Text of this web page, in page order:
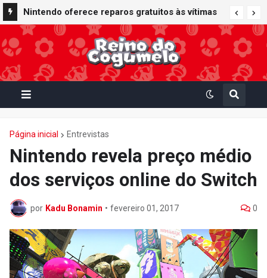
Nintendo oferece reparos gratuitos às vítimas
do terremoto de Kumamoto e doa 50 milhões
de ienes à Cruz Vermelha
Nintendo Music recebe trilhas sonoras de
Virtual Boy Wario Land, Mario Clash e Mario's
Tennis em adição histórica ao catálogo
Página inicial Entrevistas
Nintendo revela preço médio
dos serviços online do Switch
por Kadu Bonamin • fevereiro 01, 2017 0